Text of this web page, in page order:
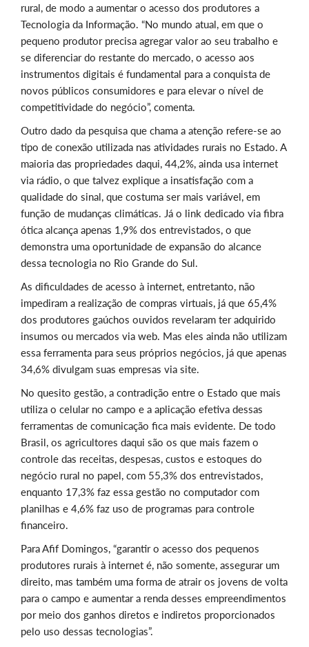
rural, de modo a aumentar o acesso dos produtores a
Tecnologia da Informação. “No mundo atual, em que o
pequeno produtor precisa agregar valor ao seu trabalho e
se diferenciar do restante do mercado, o acesso aos
instrumentos digitais é fundamental para a conquista de
novos públicos consumidores e para elevar o nível de
competitividade do negócio”, comenta.
Outro dado da pesquisa que chama a atenção refere-se ao
tipo de conexão utilizada nas atividades rurais no Estado. A
maioria das propriedades daqui, 44,2%, ainda usa internet
via rádio, o que talvez explique a insatisfação com a
qualidade do sinal, que costuma ser mais variável, em
função de mudanças climáticas. Já o link dedicado via fibra
ótica alcança apenas 1,9% dos entrevistados, o que
demonstra uma oportunidade de expansão do alcance
dessa tecnologia no Rio Grande do Sul.
As dificuldades de acesso à internet, entretanto, não
impediram a realização de compras virtuais, já que 65,4%
dos produtores gaúchos ouvidos revelaram ter adquirido
insumos ou mercados via web. Mas eles ainda não utilizam
essa ferramenta para seus próprios negócios, já que apenas
34,6% divulgam suas empresas via site.
No quesito gestão, a contradição entre o Estado que mais
utiliza o celular no campo e a aplicação efetiva dessas
ferramentas de comunicação fica mais evidente. De todo
Brasil, os agricultores daqui são os que mais fazem o
controle das receitas, despesas, custos e estoques do
negócio rural no papel, com 55,3% dos entrevistados,
enquanto 17,3% faz essa gestão no computador com
planilhas e 4,6% faz uso de programas para controle
financeiro.
Para Afif Domingos, “garantir o acesso dos pequenos
produtores rurais à internet é, não somente, assegurar um
direito, mas também uma forma de atrair os jovens de volta
para o campo e aumentar a renda desses empreendimentos
por meio dos ganhos diretos e indiretos proporcionados
pelo uso dessas tecnologias”.